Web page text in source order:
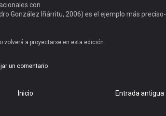
con
González Iñárritu, 2006) es el ejemplo más preciso-
volverá a proyectarse en esta edición.
un comentario
Entrada antigua
Inicio